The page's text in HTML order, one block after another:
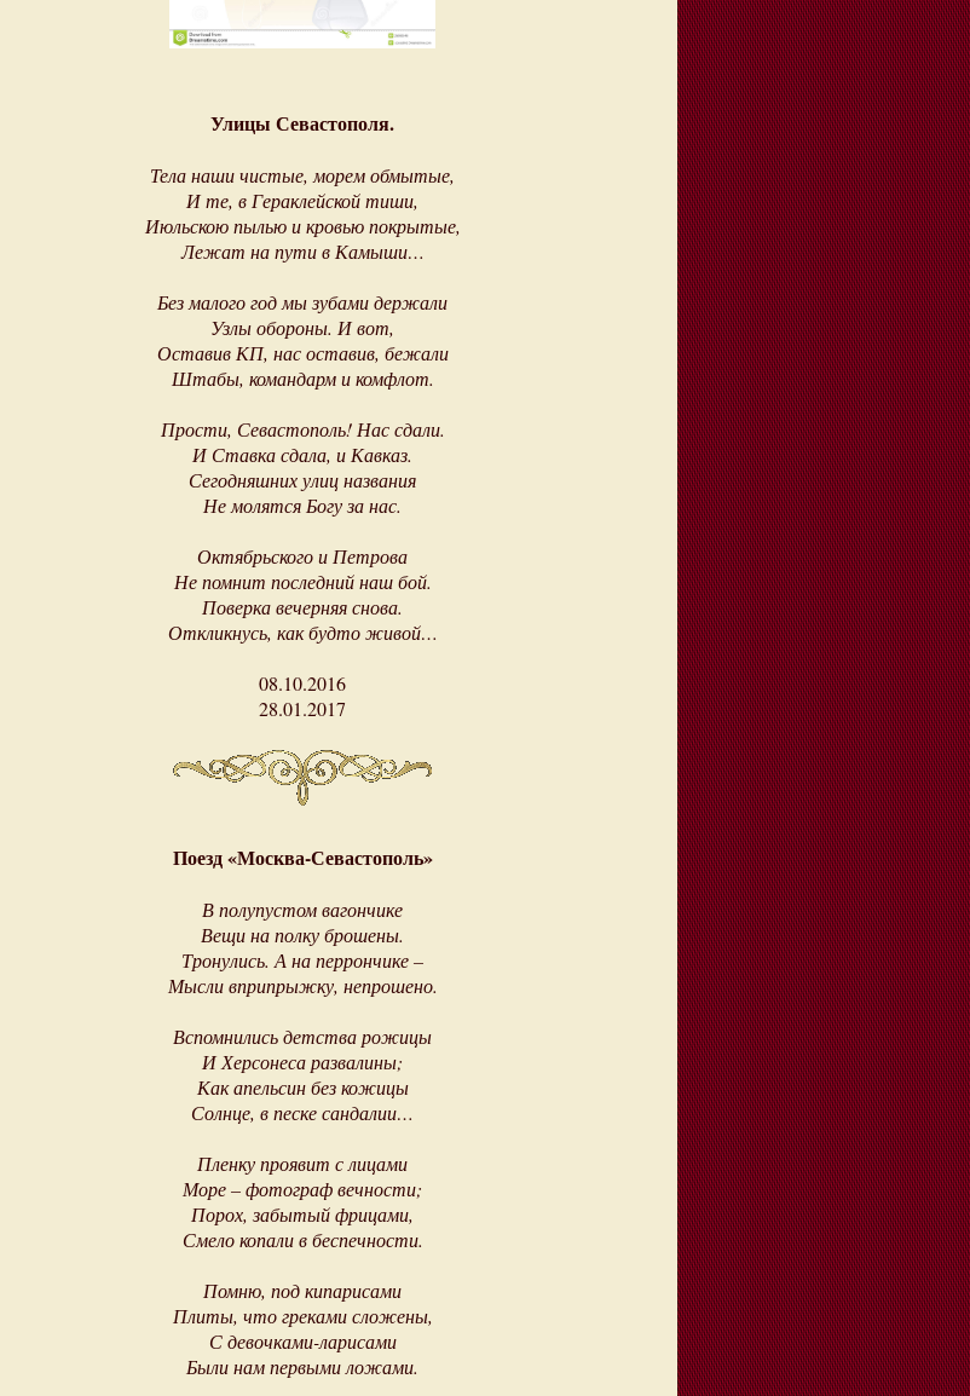
Улицы Севастополя.
Тела наши чистые, морем обмытые,
И те, в Гераклейской тиши,
Июльскою пылью и кровью покрытые,
Лежат на пути в Камыши…
Без малого год мы зубами держали
Узлы обороны. И вот,
Оставив КП, нас оставив, бежали
Штабы, командарм и комфлот.
Прости, Севастополь! Нас сдали.
И Ставка сдала, и Кавказ.
Сегодняшних улиц названия
Не молятся Богу за нас.
Октябрьского и Петрова
Не помнит последний наш бой.
Поверка вечерняя снова.
Откликнусь, как будто живой…
08.10.2016
28.01.2017
Поезд «Москва-Севастополь»
В полупустом вагончике
Вещи на полку брошены.
Тронулись. А на перрончике –
Мысли вприпрыжку, непрошено.
Вспомнились детства рожицы
И Херсонеса развалины;
Как апельсин без кожицы
Солнце, в песке сандалии…
Пленку проявит с лицами
Море – фотограф вечности;
Порох, забытый фрицами,
Смело копали в беспечности.
Помню, под кипарисами
Плиты, что греками сложены,
С девочками-ларисами
Были нам первыми ложами.